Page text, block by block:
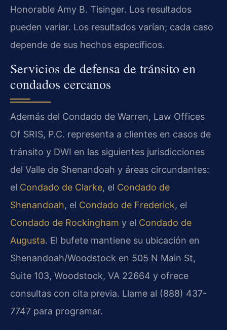
Honorable Amy B. Tisinger. Los resultados
pueden variar. Los resultados varían; cada caso
depende de sus hechos específicos.
Servicios de defensa de tránsito en
condados cercanos
Además del Condado de Warren, Law Offices
Of SRIS, P.C. representa a clientes en casos de
tránsito y DWI en las siguientes jurisdicciones
del Valle de Shenandoah y áreas circundantes:
el Condado de Clarke, el Condado de
Shenandoah, el Condado de Frederick, el
Condado de Rockingham y el Condado de
Augusta. El bufete mantiene su ubicación en
Shenandoah/Woodstock en 505 N Main St,
Suite 103, Woodstock, VA 22664 y ofrece
consultas con cita previa. Llame al (888) 437-
7747 para programar.